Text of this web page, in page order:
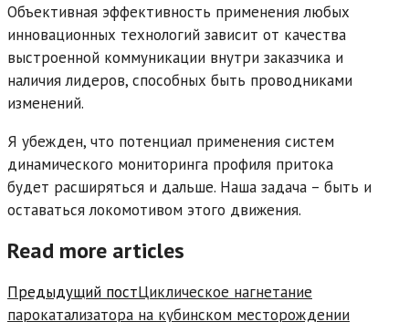
Объективная эффективность применения любых
инновационных технологий зависит от качества
выстроенной коммуникации внутри заказчика и
наличия лидеров, способных быть проводниками
изменений.
Я убежден, что потенциал применения систем
динамического мониторинга профиля притока
будет расширяться и дальше. Наша задача – быть и
оставаться локомотивом этого движения.
Read more articles
Предыдущий постЦиклическое нагнетание
парокатализатора на кубинском месторождении